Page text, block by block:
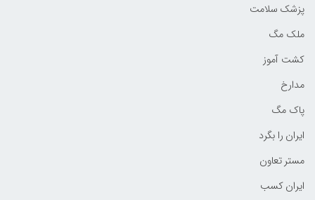
پزشک سلامت
ملک مگ
کشت آموز
مدارخ
پاک مگ
ایران را بگرد
مستر تعاون
ایران کسب